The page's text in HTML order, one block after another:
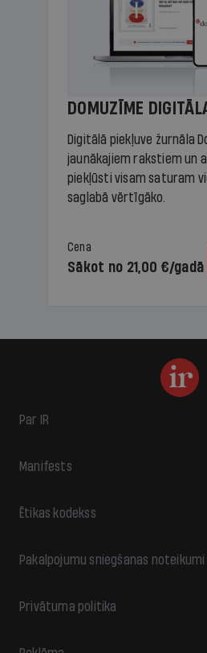
DOMUZĪME
Digitālā piekļuve žurnāla
jaunākajiem rakstiem un
piekļūsti visam saturam
saglabā vērtīgāko.
Cena
Sākot no 21,00 €/gadā
Par IR
Manifests
Ētikas kodekss
Pakalpojumu sniegšanas noteikumi
Privātuma politika